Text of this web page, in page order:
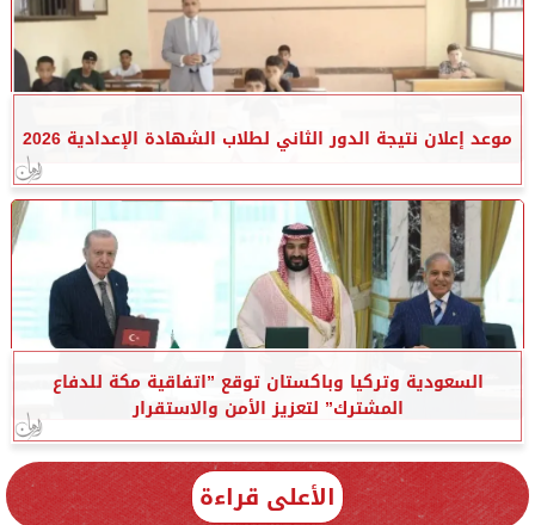
موعد إعلان نتيجة الدور الثاني لطلاب الشهادة الإعدادية 2026
السعودية وتركيا وباكستان توقع ”اتفاقية مكة للدفاع
المشترك” لتعزيز الأمن والاستقرار
الأعلى قراءة